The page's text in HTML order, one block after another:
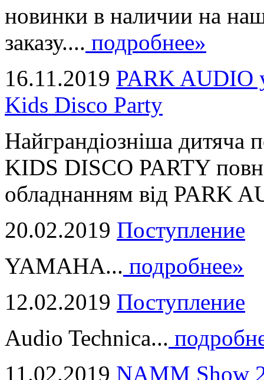
новинки в наличии на
заказу.... подробнее»
16.11.2019 PARK AUDIO
Kids Disco Party
Найграндіозніша дитяча
KIDS DISCO PARTY
обладнанням від PARK
20.02.2019 Поступление
YAMAHA... подробнее»
12.02.2019 Поступление
Audio Technica...
11.02.2019 NAMM Show